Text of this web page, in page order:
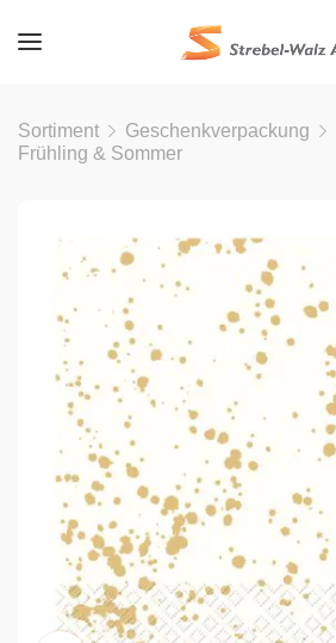
Sortiment Geschenkverpackung
Frühling & Sommer